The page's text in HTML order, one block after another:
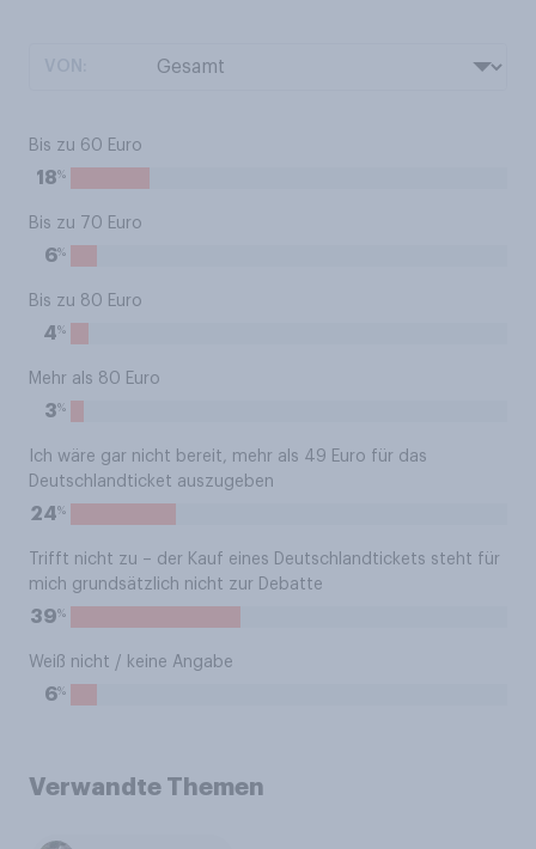
Bis zu 60 Euro
18%
Bis zu 70 Euro
6%
Bis zu 80 Euro
4%
Mehr als 80 Euro
3%
Ich wäre gar nicht bereit, mehr als 49 Euro für das
Deutschlandticket auszugeben
24%
Trifft nicht zu – der Kauf eines Deutschlandtickets steht für
mich grundsätzlich nicht zur Debatte
39%
Weiß nicht / keine Angabe
6%
Verwandte Themen